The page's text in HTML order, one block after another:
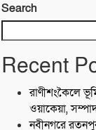
Search
Recent
রাণীশংকৈলে
ওয়াকেয়া,
নবীনগরে